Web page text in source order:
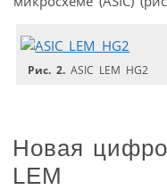
Рис. 2. ASIC LEM HG2
Новая
LEM